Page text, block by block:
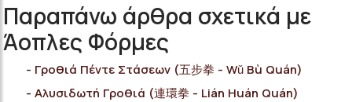
Παραπάνω άρθρα σχετικά με
Άοπλες Φόρμες
Γροθιά Πέντε Στάσεων (五步拳 - Wǔ Bù Quán)
Αλυσιδωτή Γροθιά (連環拳 - Lián Huán Quán)